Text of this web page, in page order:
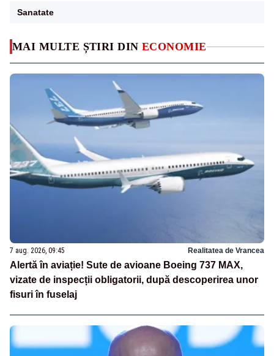
MAI MULTE ȘTIRI DIN ECONOMIE
7 aug. 2026, 09:45 Realitatea de Vrancea
Alertă în aviație! Sute de avioane Boeing 737 MAX,
vizate de inspecții obligatorii, după descoperirea unor
fisuri în fuselaj
Sanatate